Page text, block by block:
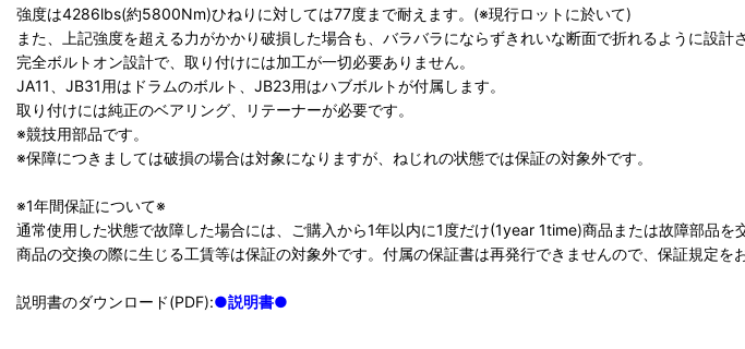
強度は4286lbs(約5800Nm)ひねりに対しては77度まで耐えます。(※現行ロットに於いて)
また、上記強度を超える力がかかり破損した場合も、バラバラにならずきれいな断面で折れるように設計
完全ボルトオン設計で、取り付けには加工が一切必要ありません。
JA11、JB31用はドラムのボルト、JB23用はハブボルトが付属します。
取り付けには純正のベアリング、リテーナーが必要です。
※競技用部品です。
※保障につきましては破損の場合は対象になりますが、ねじれの状態では保証の対象外です。
※1年間保証について※
通常使用した状態で故障した場合には、ご購入から1年以内に1度だけ(1year 1time)商品または故障部品
商品の交換の際に生じる工賃等は保証の対象外です。付属の保証書は再発行できませんので、保証規定を
説明書のダウンロード(PDF):●説明書●